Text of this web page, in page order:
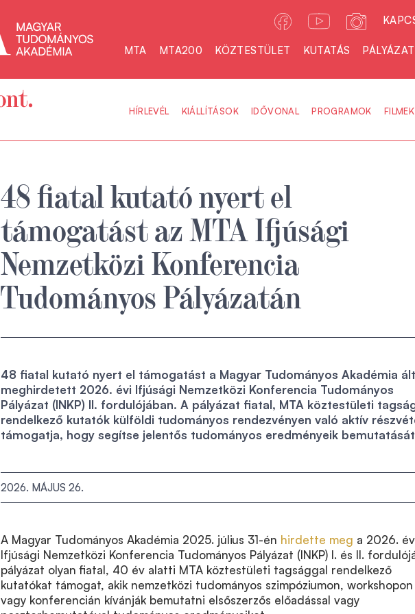
MTA MTA200 KÖZTESTÜLET KUTATÁS
HÍRLEVÉL KIÁLLÍTÁSOK IDŐVONAL PROGRAMOK FILMEK
48 fiatal kutató nyert el
támogatást az MTA Ifjúsági
Nemzetközi Konferencia
Tudományos Pályázatán
48 fiatal kutató nyert el támogatást a Magyar Tudományos Akadémia
meghirdetett 2026. évi Ifjúsági Nemzetközi Konferencia Tudományos
Pályázat (INKP) II. fordulójában. A pályázat fiatal, MTA köztestületi
rendelkező kutatók külföldi tudományos rendezvényen való aktív
támogatja, hogy segítse jelentős tudományos eredményeik
2026. MÁJUS 26.
A Magyar Tudományos Akadémia 2025. július 31-én hirdette meg a 2026.
Ifjúsági Nemzetközi Konferencia Tudományos Pályázat (INKP) I. és II.
pályázat olyan fiatal, 40 év alatti MTA köztestületi tagsággal rendelkező
kutatókat támogat, akik nemzetközi tudományos szimpóziumon, workshopon
vagy konferencián kívánják bemutatni elsőszerzős előadással vagy